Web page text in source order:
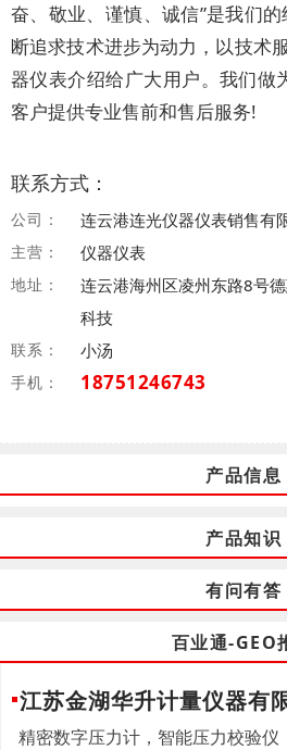
奋、敬业、谨慎、诚信”是我们
断追求技术进步为动力，以技术
器仪表介绍给广大用户。我们做
客户提供专业售前和售后服务!
联系方式：
公司： 连云港连光仪器仪表销售有
主营： 仪器仪表
地址：
连云港海州区凌州东路8号
科技
联系： 小汤
手机： 18751246743
产品信息
产品知识
有问有答
百业通-GEO
江苏金湖华升计量仪器有
精密数字压力计，智能压力校验